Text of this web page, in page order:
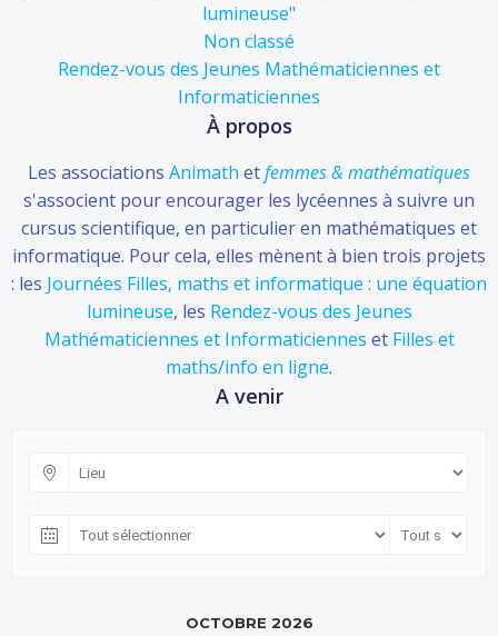
lumineuse"
Non classé
Rendez-vous des Jeunes Mathématiciennes et
Informaticiennes
À propos
Les associations Animath etfemmes & mathématiques
s'associent pour encourager les lycéennes à suivre un
cursus scientifique, en particulier en mathématiques et
informatique. Pour cela, elles mènent à bien trois projets
: les Journées Filles, maths et informatique : une équation
lumineuse, les Rendez-vous des Jeunes
Mathématiciennes et Informaticiennes et Filles et
maths/info en ligne.
A venir
OCTOBRE 2026